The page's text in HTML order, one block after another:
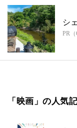
シ
PR
「映画」の人気